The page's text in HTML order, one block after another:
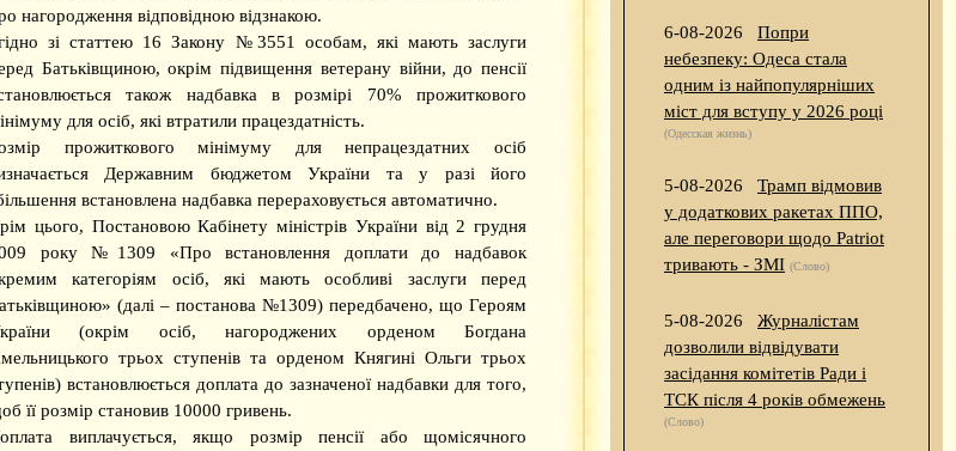
нагородження відповідною відзнакою.
зі статтею 16 Закону №3551 особам, які мають заслуги
Батьківщиною, окрім підвищення ветерану війни, до пенсії
також надбавка в розмірі 70% прожиткового
для осіб, які втратили працездатність.
прожиткового мінімуму для непрацездатних осіб
Державним бюджетом України та у разі його
встановлена надбавка перераховується автоматично.
цього, Постановою Кабінету міністрів України від 2 грудня
року №1309 «Про встановлення доплати до надбавок
категоріям осіб, які мають особливі заслуги перед
(далі – постанова №1309) передбачено, що Героям
(окрім осіб, нагороджених орденом Богдана
трьох ступенів та орденом Княгині Ольги трьох
встановлюється доплата до зазначеної надбавки для того,
її розмір становив 10000 гривень.
виплачується, якщо розмір пенсії або щомісячного
6-08-2026
Попри
небезпеку: Одеса стала
одним із найпопулярніших
міст для вступу у 2026 році
(Одесская жизнь)
5-08-2026
Трамп відмовив
у додаткових ракетах ППО,
але переговори щодо Patriot
тривають - ЗМІ (Слово)
5-08-2026
Журналістам
дозволили відвідувати
засідання комітетів Ради і
ТСК після 4 років обмежень
(Слово)